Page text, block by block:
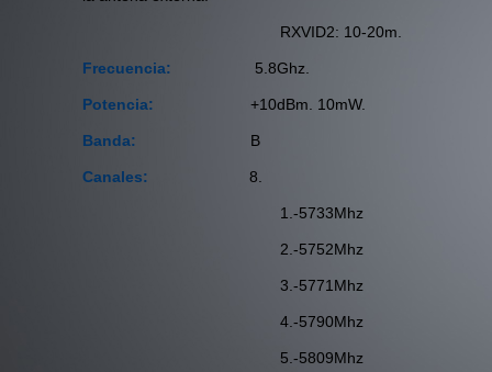
RXVID2: 10-20m.
Frecuencia: 5.8Ghz.
Potencia: +10dBm. 10mW.
Banda: B
Canales: 8.
1.-5733Mhz
2.-5752Mhz
3.-5771Mhz
4.-5790Mhz
5.-5809Mhz